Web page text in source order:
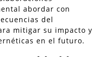
abordar con
del
mitigar su impacto y
en el futuro.